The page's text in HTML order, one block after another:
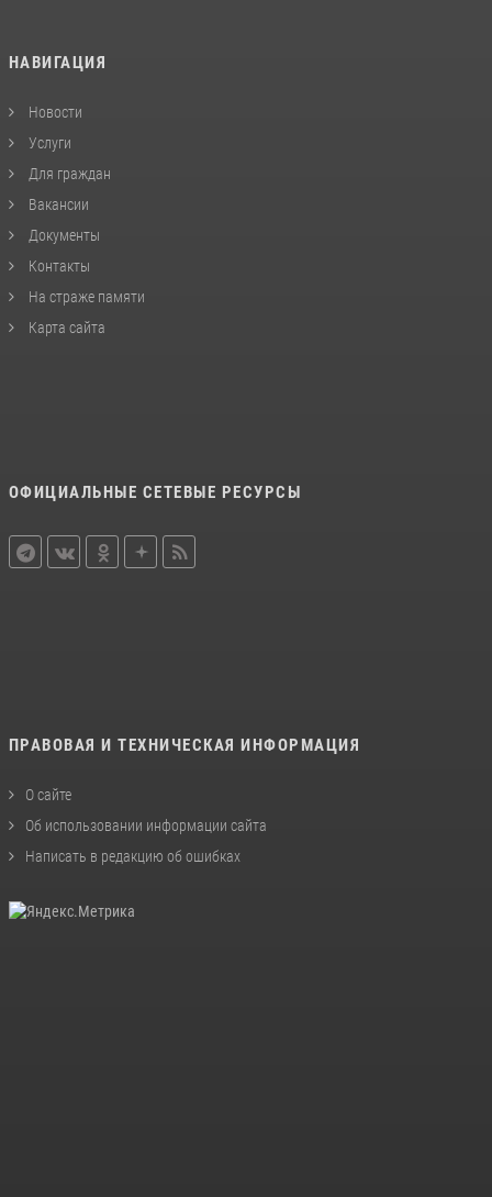
НАВИГАЦИЯ
Новости
Услуги
Для граждан
Вакансии
Документы
Контакты
На страже памяти
Карта сайта
ОФИЦИАЛЬНЫЕ СЕТЕВЫЕ РЕСУРСЫ
ПРАВОВАЯ И ТЕХНИЧЕСКАЯ ИНФОРМАЦИЯ
О сайте
Об использовании информации сайта
Написать в редакцию об ошибках